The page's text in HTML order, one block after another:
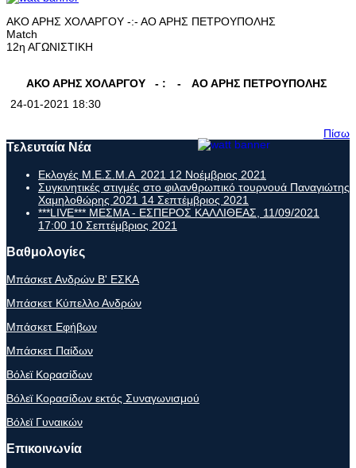
ΑΚΟ ΑΡΗΣ ΧΟΛΑΡΓΟΥ -:- ΑΟ ΑΡΗΣ ΠΕΤΡΟΥΠΟΛΗΣ
Match
12η ΑΓΩΝΙΣΤΙΚΗ
ΑΚΟ ΑΡΗΣ ΧΟΛΑΡΓΟΥ - : -
ΑΟ ΑΡΗΣ ΠΕΤΡΟΥΠΟΛΗΣ
24-01-2021 18:30
Πίσω
Τελευταία Νέα
Εκλογές Μ.Ε.Σ.Μ.Α 2021 12 Νοέμβριος 2021
Συγκινητικές στιγμές στο φιλανθρωπικό τουρνουά Παναγιώτης
Χαμηλοθώρης 2021 14 Σεπτέμβριος 2021
***LIVE*** ΜΕΣΜΑ - ΕΣΠΕΡΟΣ ΚΑΛΛΙΘΕΑΣ, 11/09/2021
17:00 10 Σεπτέμβριος 2021
Βαθμολογίες
Μπάσκετ Ανδρών Β' ΕΣΚΑ
Μπάσκετ Κύπελλο Ανδρών
Μπάσκετ Εφήβων
Μπάσκετ Παίδων
Βόλεϊ Κορασίδων
Βόλεϊ Κορασίδων εκτός Συναγωνισμού
Βόλεϊ Γυναικών
Επικοινωνία